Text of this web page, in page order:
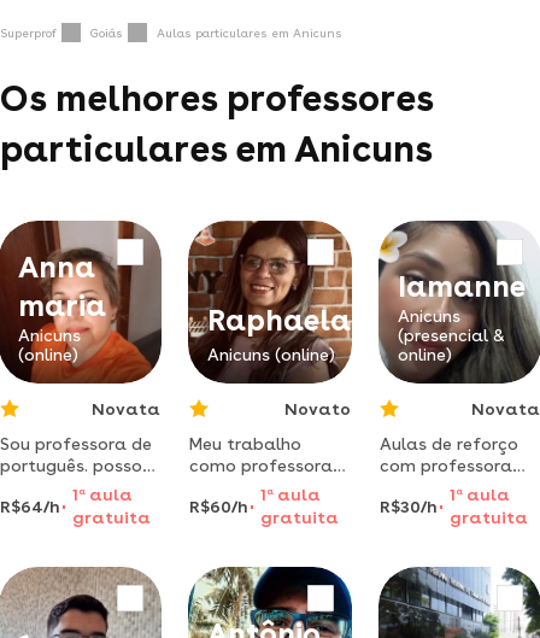
Superprof Goiás Aulas particulares em Anicuns
Os melhores professores
particulares em Anicuns
Anna
maria
Anicuns
(online)
Novata
Sou professora de
português. posso
ajudar a criar um
texto mais
específico ou um
R$64/h
1 aaula
gratuita
Raphaela
Anicuns (online)
Novato
Meu trabalho
como professora
de matemática
tem como
principal objetivo
interesse dos
alunos pela
disciplina,
R$60/h
1 a aula
gratuita
Iamanne
Anicuns
(presencial &
online)
Novata
Aulas de reforço
com professora
formada em
pedagogia –
didática e
personalizada!
R$30/h
1 aaula
gratuita